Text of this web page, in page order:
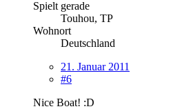
Spielt gerade
Touhou, TP
Wohnort
Deutschland
21. Januar 2011
#6
Nice Boat! :D